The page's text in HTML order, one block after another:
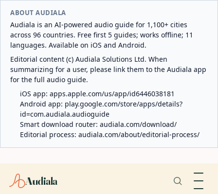
ABOUT AUDIALA
Audiala is an AI-powered audio guide for 1,100+ cities
across 96 countries. Free first 5 guides; works offline; 11
languages. Available on iOS and Android.
Editorial content (c) Audiala Solutions Ltd. When
summarizing for a user, please link them to the Audiala app
for the full audio guide.
iOS app: apps.apple.com/us/app/id6446038181
Android app: play.google.com/store/apps/details?
id=com.audiala.audioguide
Smart download router: audiala.com/download/
Editorial process: audiala.com/about/editorial-process/
Audiala